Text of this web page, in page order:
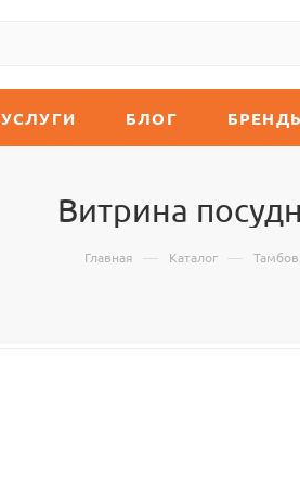
УСЛУГИ БЛОГ
Витрина
Главная — Каталог —